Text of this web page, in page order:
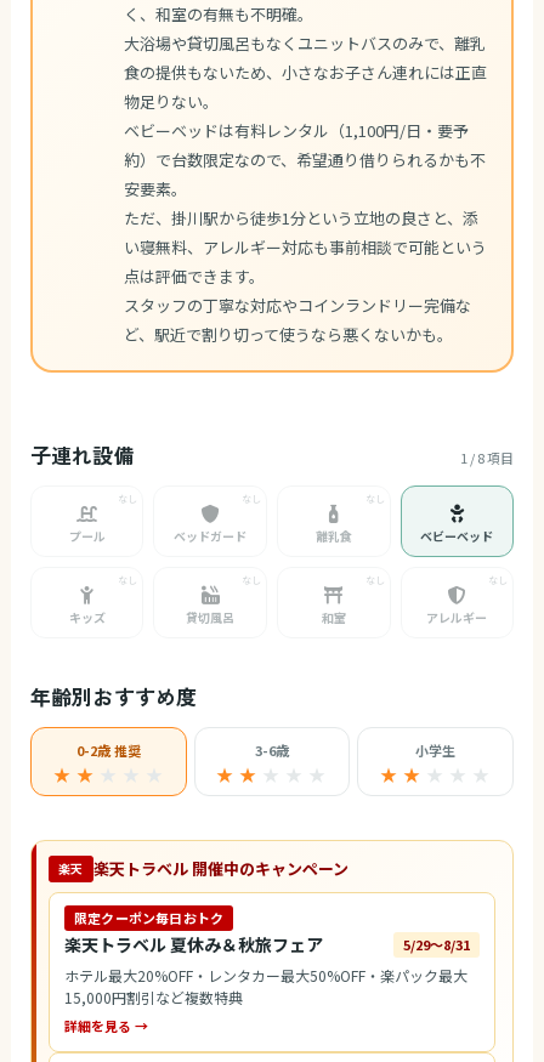
く、和室の有無も不明確。
大浴場や貸切風呂もなくユニットバスのみで、離乳
食の提供もないため、小さなお子さん連れには正直
物足りない。
ベビーベッドは有料レンタル（1,100円/日・要予
約）で台数限定なので、希望通り借りられるかも不
安要素。
ただ、掛川駅から徒歩1分という立地の良さと、添
い寝無料、アレルギー対応も事前相談で可能という
点は評価できます。
スタッフの丁寧な対応やコインランドリー完備な
ど、駅近で割り切って使うなら悪くないかも。
子連れ設備 1 / 8 項目
プール ベッドガード 離乳食 ベビーベッド
キッズ 貸切風呂 和室 アレルギー
年齢別おすすめ度
0-2歳 推奨
★ ★ ★ ★ ★
3-6歳
★ ★ ★ ★ ★
小学生
★ ★ ★ ★ ★
楽天 楽天トラベル 開催中のキャンペーン
限定クーポン毎日おトク
楽天トラベル 夏休み＆秋旅フェア 5/29〜8/31
ホテル最大20%OFF・レンタカー最大50%OFF・楽パック最大
15,000円割引など複数特典
詳細を見る →